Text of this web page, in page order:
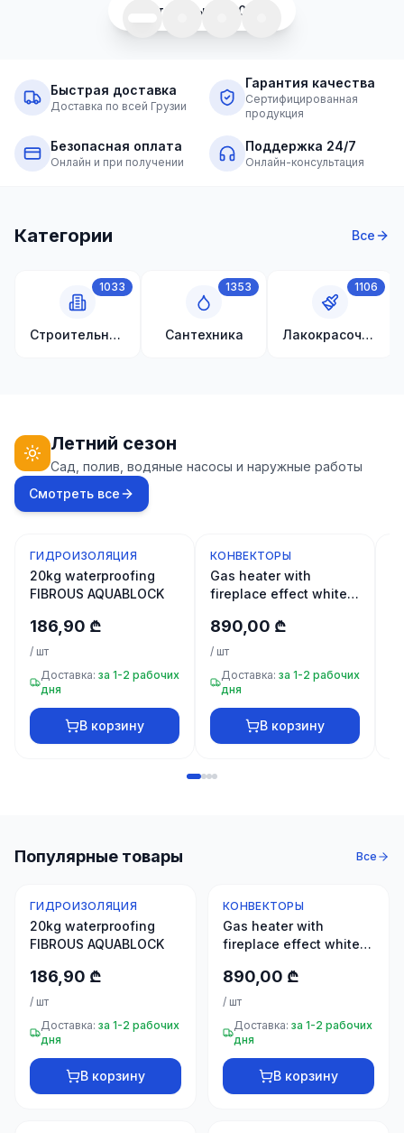
Сантехника
Сад и
двор
товаров
техника
107 товаров
Инструменты
Крепёж
товаров
интерьер
10 товаров
+995
599
23
66
33
Все товары (2200+)
Быстрая доставка
Доставка по всей Грузии
Гарантия качества
Сертифицированная
продукция
Безопасная оплата
Онлайн и при получении
Поддержка 24/7
Онлайн-консультация
Категории Все
Строительные материалы
1033
Сантехника
1353
Лакокрасочные материалы
1106
Летний сезон
Сад, полив, водяные насосы и наружные работы
Смотреть все
Новинка
ГИДРОИЗОЛЯЦИЯ
20kg waterproofing
FIBROUS AQUABLOCK
186,90 ₾
/ шт
Доставка: за 1-2 рабочих
дня
В корзину
Новинка
КОНВЕКТОРЫ
Gas heater with
fireplace effect white
EHS12000KCB
890,00 ₾
/ шт
Доставка: за 1-2 рабочих
дня
В корзину
Популярные товары Все
Новинка
ГИДРОИЗОЛЯЦИЯ
20kg waterproofing
FIBROUS AQUABLOCK
186,90 ₾
/ шт
Доставка: за 1-2 рабочих
дня
В корзину
Новинка
КОНВЕКТОРЫ
Gas heater with
fireplace effect white
EHS12000KCB
890,00 ₾
/ шт
Доставка: за 1-2 рабочих
дня
В корзину